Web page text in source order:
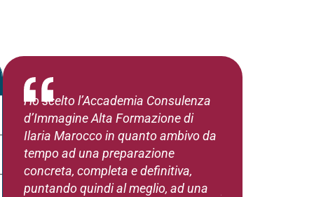
Ho scelto l’Accademia Consulenza
d’Immagine Alta Formazione di
Ilaria Marocco in quanto ambivo da
tempo ad una preparazione
concreta, completa e definitiva,
puntando quindi al meglio, ad una